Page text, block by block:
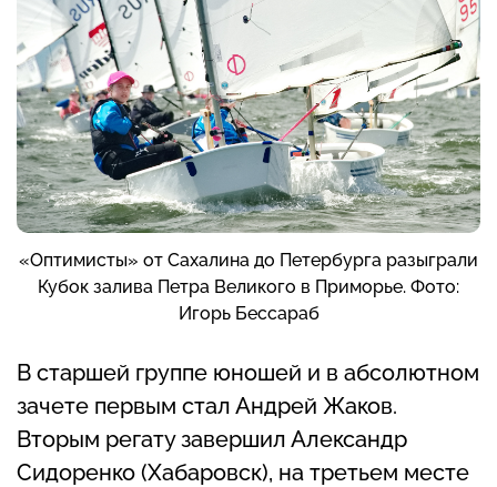
«Оптимисты» от Сахалина до Петербурга разыграли
Кубок залива Петра Великого в Приморье. Фото:
Игорь Бессараб
В старшей группе юношей и в абсолютном
зачете первым стал Андрей Жаков.
Вторым регату завершил Александр
Сидоренко (Хабаровск), на третьем месте